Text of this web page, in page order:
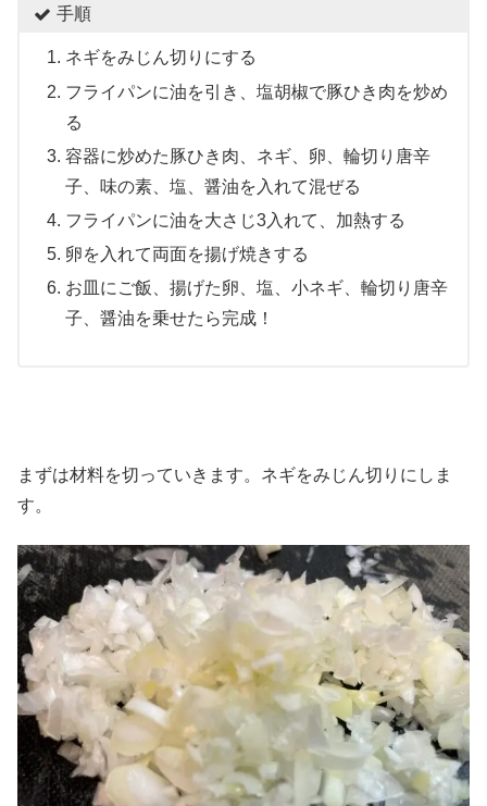
手順
ネギをみじん切りにする
フライパンに油を引き、塩胡椒で豚ひき肉を炒め
る
容器に炒めた豚ひき肉、ネギ、卵、輪切り唐辛
子、味の素、塩、醤油を入れて混ぜる
フライパンに油を大さじ3入れて、加熱する
卵を入れて両面を揚げ焼きする
お皿にご飯、揚げた卵、塩、小ネギ、輪切り唐辛
子、醤油を乗せたら完成！
まずは材料を切っていきます。ネギをみじん切りにしま
す。